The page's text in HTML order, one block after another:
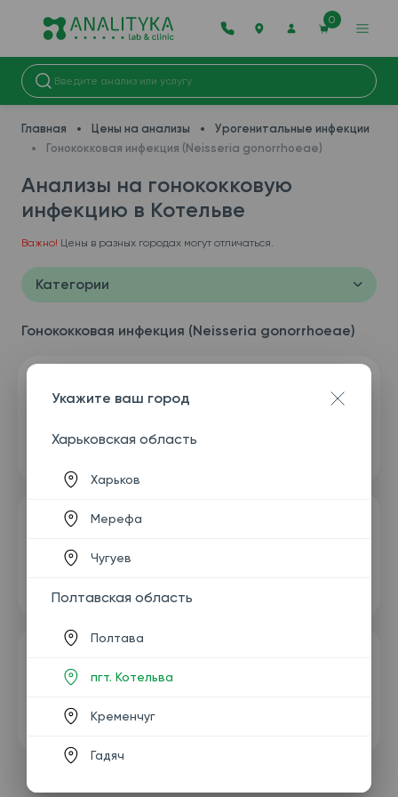
0
Главная Цены на анализы
Урогенитальные инфекции
Гонококковая инфекция (Neisseria gonorrhoeae)
Анализы на гонококковую
инфекцию в Котельве
Важно! Цены в разных городах могут отличаться.
Категории
Гонококковая инфекция (Neisseria gonorrhoeae)
Укажите ваш город
Харьковская область
Харьков
Мерефа
Чугуев
Полтавская область
Полтава
пгт. Котельва
Кременчуг
Гадяч